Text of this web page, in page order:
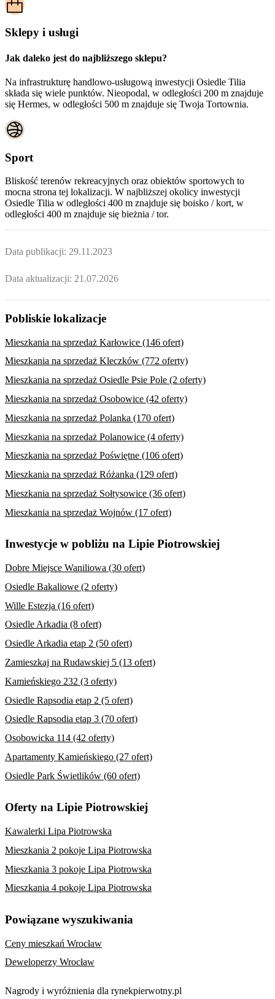
Sklepy i usługi
Jak daleko jest do najbliższego sklepu?
Na infrastrukturę handlowo-usługową inwestycji Osiedle Tilia
składa się wiele punktów. Nieopodal, w odległości 200 m znajduje
się Hermes, w odległości 500 m znajduje się Twoja Tortownia.
Sport
Bliskość terenów rekreacyjnych oraz obiektów sportowych to
mocna strona tej lokalizacji. W najbliższej okolicy inwestycji
Osiedle Tilia w odległości 400 m znajduje się boisko / kort, w
odległości 400 m znajduje się bieżnia / tor.
Data publikacji: 29.11.2023
Data aktualizacji: 21.07.2026
Pobliskie lokalizacje
Mieszkania na sprzedaż Karłowice (146 ofert)
Mieszkania na sprzedaż Kleczków (772 oferty)
Mieszkania na sprzedaż Osiedle Psie Pole (2 oferty)
Mieszkania na sprzedaż Osobowice (42 oferty)
Mieszkania na sprzedaż Polanka (170 ofert)
Mieszkania na sprzedaż Polanowice (4 oferty)
Mieszkania na sprzedaż Poświętne (106 ofert)
Mieszkania na sprzedaż Różanka (129 ofert)
Mieszkania na sprzedaż Sołtysowice (36 ofert)
Mieszkania na sprzedaż Wojnów (17 ofert)
Inwestycje w pobliżu na Lipie Piotrowskiej
Dobre Miejsce Waniliowa (30 ofert)
Osiedle Bakaliowe (2 oferty)
Wille Estezja (16 ofert)
Osiedle Arkadia (8 ofert)
Osiedle Arkadia etap 2 (50 ofert)
Zamieszkaj na Rudawskiej 5 (13 ofert)
Kamieńskiego 232 (3 oferty)
Osiedle Rapsodia etap 2 (5 ofert)
Osiedle Rapsodia etap 3 (70 ofert)
Osobowicka 114 (42 oferty)
Apartamenty Kamieńskiego (27 ofert)
Osiedle Park Świetlików (60 ofert)
Oferty na Lipie Piotrowskiej
Kawalerki Lipa Piotrowska
Mieszkania 2 pokoje Lipa Piotrowska
Mieszkania 3 pokoje Lipa Piotrowska
Mieszkania 4 pokoje Lipa Piotrowska
Powiązane wyszukiwania
Ceny mieszkań Wrocław
Deweloperzy Wrocław
Nagrody i wyróżnienia dla rynekpierwotny.pl